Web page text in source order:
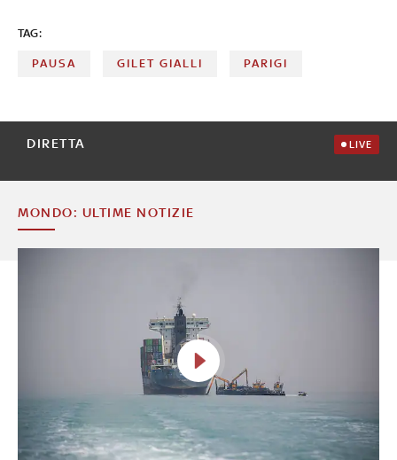
TAG:
PAUSA GILET GIALLI PARIGI
DIRETTA LIVE
MONDO: ULTIME NOTIZIE